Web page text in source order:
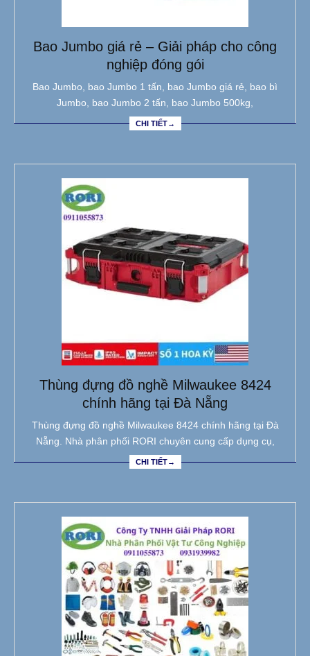
Bao Jumbo giá rẻ – Giải pháp cho công
nghiệp đóng gói
Bao Jumbo, bao Jumbo 1 tấn, bao Jumbo giá rẻ, bao bì
Jumbo, bao Jumbo 2 tấn, bao Jumbo 500kg,
CHI TIẾT→
Thùng đựng đồ nghề Milwaukee 8424
chính hãng tại Đà Nẵng
Thùng đựng đồ nghề Milwaukee 8424 chính hãng tại Đà
Nẵng. Nhà phân phối RORI chuyên cung cấp dụng cụ,
CHI TIẾT→